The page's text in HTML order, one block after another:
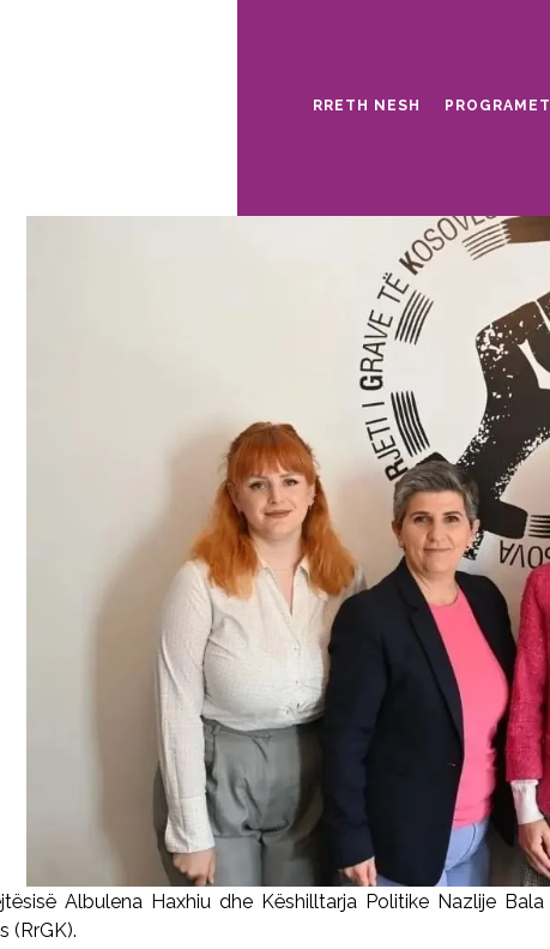
RRETH NESH PROGRAMET
Albulena Haxhiu dhe Këshilltarja Politike Nazlije Bala
(RrGK).